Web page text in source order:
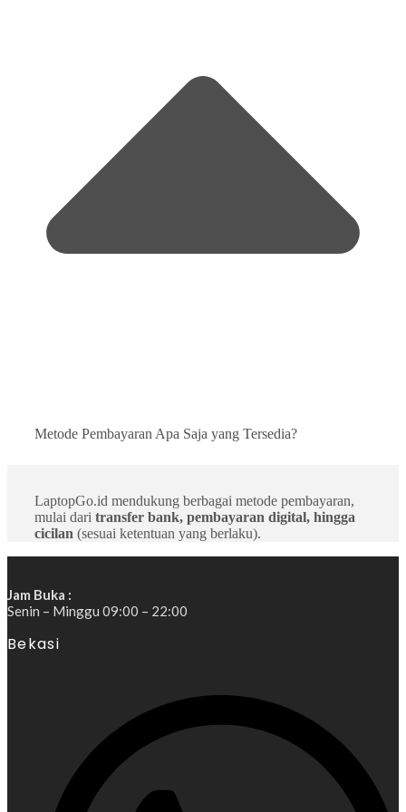
Metode Pembayaran Apa Saja yang Tersedia?
LaptopGo.id mendukung berbagai metode pembayaran,
mulai dari transfer bank, pembayaran digital, hingga
cicilan (sesuai ketentuan yang berlaku).
Jam Buka :
Senin – Minggu 09:00 – 22:00
Bekasi